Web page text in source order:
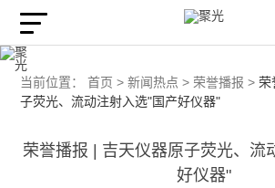
当前位置： 首页 > 新闻热点 > 荣誉播报 > 荣
子荧光、流动注射入选"国产好仪器"
荣誉播报 | 吉天仪器原子荧光、流
好仪器"